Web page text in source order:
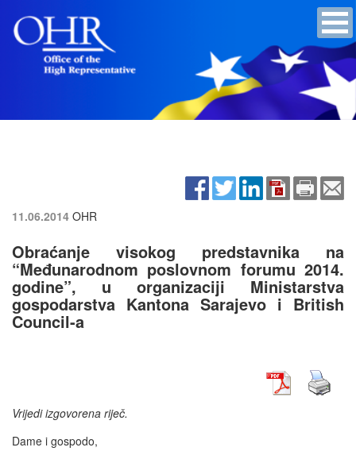
11.06.2014 OHR
Obraćanje visokog predstavnika na
“Međunarodnom poslovnom forumu 2014.
godine”, u organizaciji Ministarstva
gospodarstva Kantona Sarajevo i British
Council-a
Vrijedi izgovorena riječ.
Dame i gospodo,